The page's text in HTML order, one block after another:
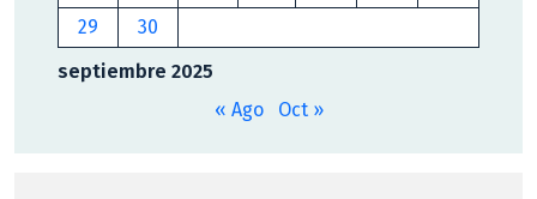
septiembre 2025
29
30
« Ago Oct »